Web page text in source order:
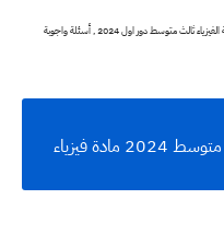
أسئلة الفيزياء الدور الأول 2024 صف الثالث المتوسط فيزياء , حل أسئلة الفيزياء ثالث متوسط دور اول 2024 , أسئلة واجوبة
فيزياء